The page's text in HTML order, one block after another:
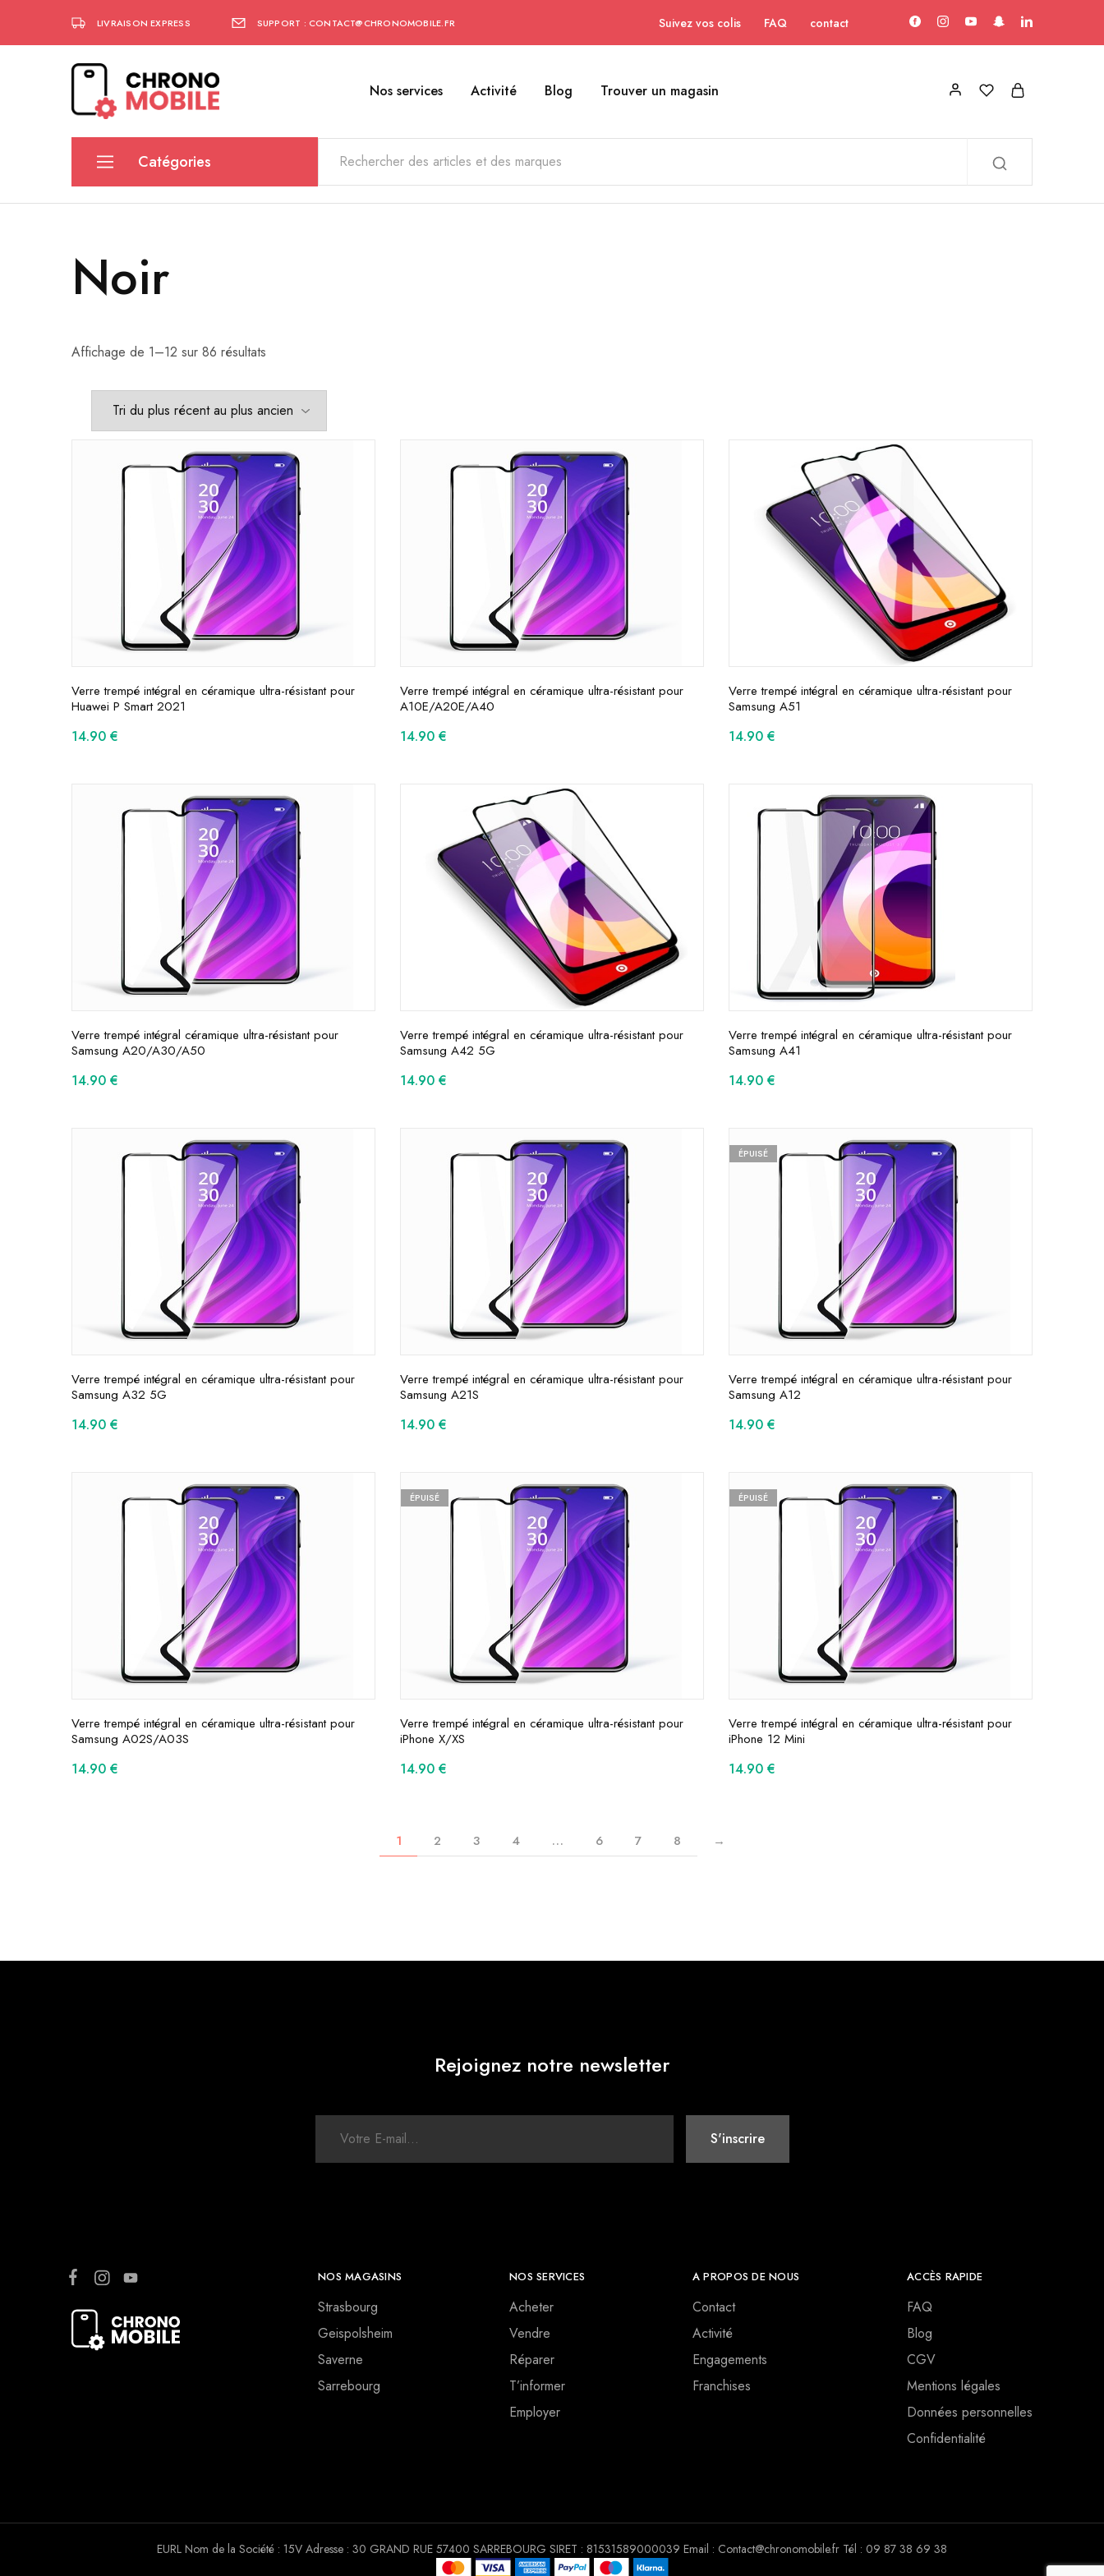
LIVRAISON EXPRESS SUPPORT : CONTACT@CHRONOMOBILE.FR Suivez vos colis FAQ contact
Chronomobile
Achat,
vente
et
réparation
smartphones
tablettes
Nos services Activité Blog Trouver un magasin
Catégories
câbles
accessoires
Noir
Affichage de 1–12 sur 86 résultats
Verre trempé intégral en céramique ultra-résistant pour
Huawei P Smart 2021
14.90 €
Verre trempé intégral en céramique ultra-résistant pour
A10E/A20E/A40
14.90 €
Verre trempé intégral en céramique ultra-résistant pour
Samsung A51
14.90 €
Verre trempé intégral céramique ultra-résistant pour
Samsung A20/A30/A50
14.90 €
Verre trempé intégral en céramique ultra-résistant pour
Samsung A42 5G
14.90 €
Verre trempé intégral en céramique ultra-résistant pour
Samsung A41
14.90 €
Verre trempé intégral en céramique ultra-résistant pour
Samsung A32 5G
14.90 €
Verre trempé intégral en céramique ultra-résistant pour
Samsung A21S
14.90 €
ÉPUISÉ
Verre trempé intégral en céramique ultra-résistant pour
Samsung A12
14.90 €
Verre trempé intégral en céramique ultra-résistant pour
Samsung A02S/A03S
14.90 €
ÉPUISÉ
Verre trempé intégral en céramique ultra-résistant pour
iPhone X/XS
14.90 €
ÉPUISÉ
Verre trempé intégral en céramique ultra-résistant pour
iPhone 12 Mini
14.90 €
1 2 3 4 … 6 7 8 →
Rejoignez notre newsletter
NOS MAGASINS
Strasbourg
Geispolsheim
Saverne
Sarrebourg
NOS SERVICES
Acheter
Vendre
Réparer
T’informer
Employer
A PROPOS DE NOUS
Contact
Activité
Engagements
Franchises
ACCÈS RAPIDE
FAQ
Blog
CGV
Mentions légales
Données personnelles
Confidentialité
EURL Nom de la Société : 15V Adresse : 30 GRAND RUE 57400 SARREBOURG SIRET : 81531589000039 Email : Contact@chronomobile.fr Tél : 09 87 38 69 38